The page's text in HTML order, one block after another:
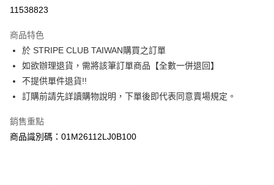
上海商業儲蓄銀行
臺灣中小企業銀行
匯豐（台灣）商業銀行
華泰商業銀行
聯邦商業銀行
遠東國際商業銀行
元大商業銀行
玉山商業銀行
星展（台灣）商業銀行
台灣樂天信用卡公司
LINE Pay
Apple Pay
街口支付
悠遊付
大哥付你分期
相關說明
11538823
商品特色
於 STRIPE CLUB TAIWAN購買之訂單
如欲辦理退貨，需將該筆訂單商品【全數一併退回】
不提供單件退貨!!
訂購前請先詳讀購物說明，下單後即代表同意賣場規定。
銷售重點
商品識別碼：01M26112LJ0B100